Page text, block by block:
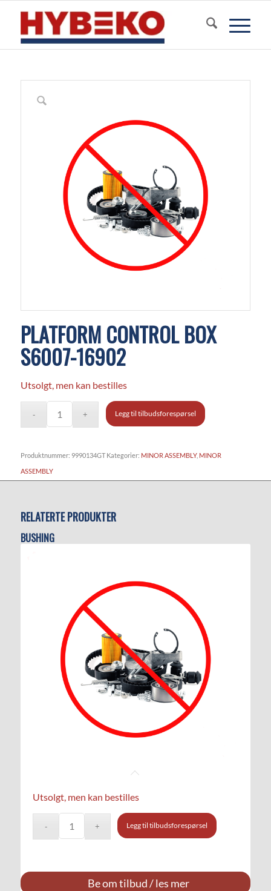
PLATFORM CONTROL BOX
S6007-16902
Utsolgt, men kan bestilles
Legg til tilbudsforespørsel
Produktnummer: 9990134GT Kategorier: MINOR ASSEMBLY, MINOR
ASSEMBLY
RELATERTE PRODUKTER
BUSHING
Utsolgt, men kan bestilles
Legg til tilbudsforespørsel
Be om tilbud / les mer